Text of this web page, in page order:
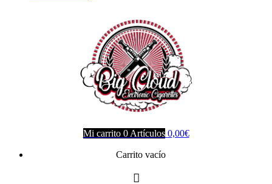
Mi carrito 0 Artículos 0,00€
Carrito vacío